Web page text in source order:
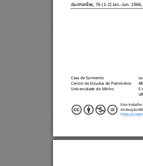
Casa de Sarmento
Centro de Estudos do Património
Universidade do Minho
E-
Este
Atribuição-
https://
Guimarães, 76 (1- 2) Jan.- Jun.